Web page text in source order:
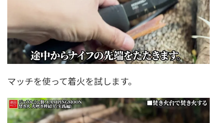
マッチを使って着火を試します。